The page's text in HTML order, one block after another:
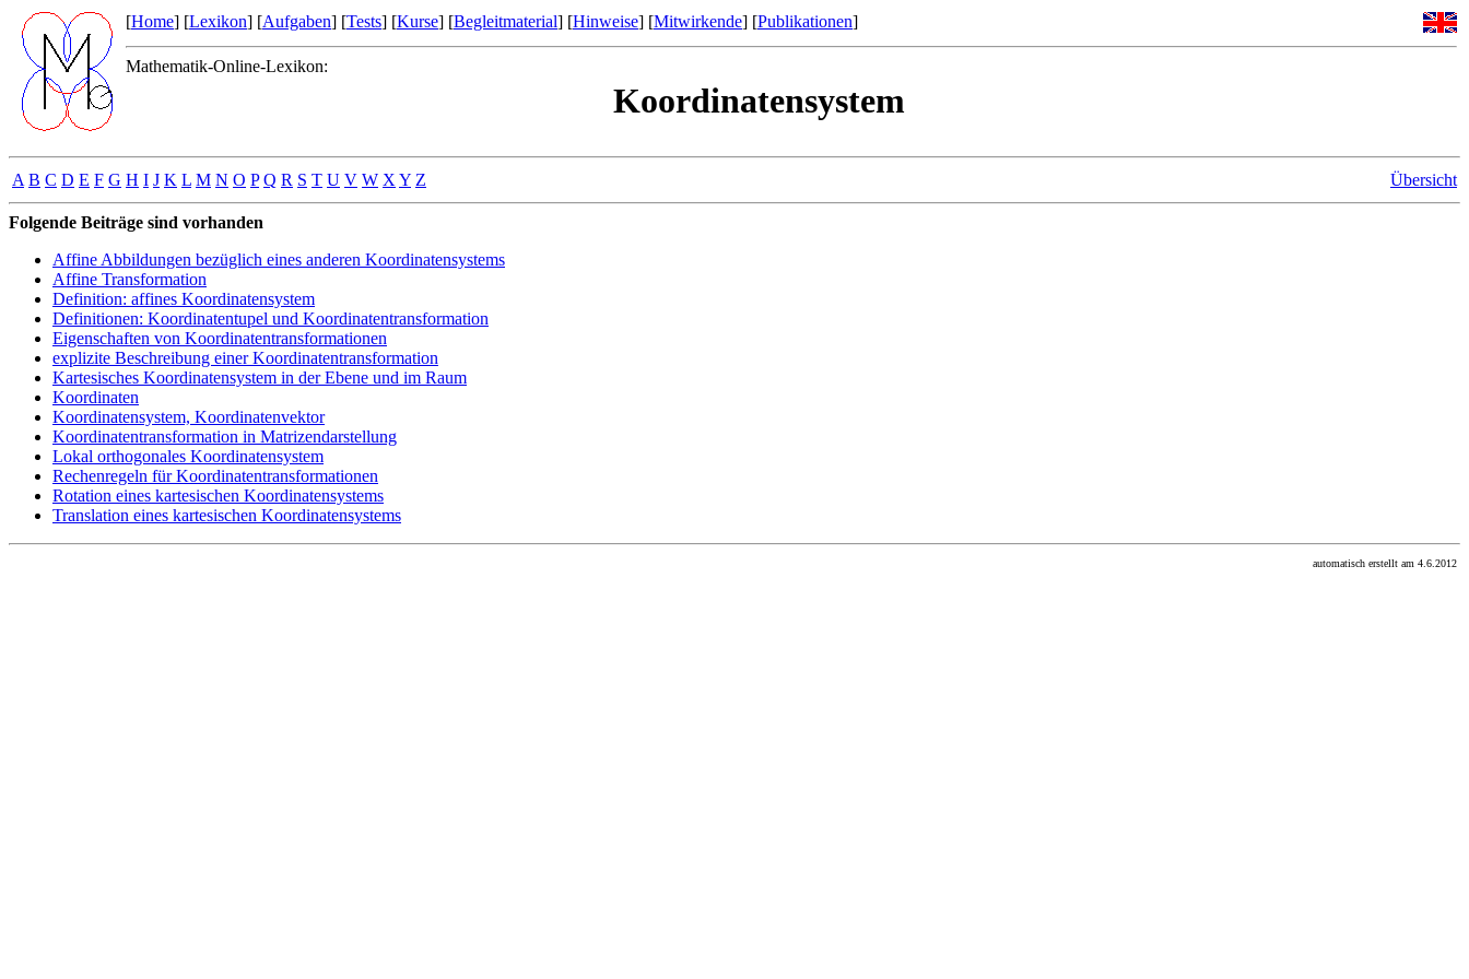
[Home] [Lexikon] [Aufgaben] [Tests] [Kurse] [Begleitmaterial] [Hinweise] [Mitwirkende] [Publikationen]
Mathematik-Online-Lexikon:
Koordinatensystem
A B C D E F G H I J K L M N O P Q R S T U V W X Y Z Übersicht
Folgende Beiträge sind vorhanden
Affine Abbildungen bezüglich eines anderen Koordinatensystems
Affine Transformation
Definition: affines Koordinatensystem
Definitionen: Koordinatentupel und Koordinatentransformation
Eigenschaften von Koordinatentransformationen
explizite Beschreibung einer Koordinatentransformation
Kartesisches Koordinatensystem in der Ebene und im Raum
Koordinaten
Koordinatensystem, Koordinatenvektor
Koordinatentransformation in Matrizendarstellung
Lokal orthogonales Koordinatensystem
Rechenregeln für Koordinatentransformationen
Rotation eines kartesischen Koordinatensystems
Translation eines kartesischen Koordinatensystems
automatisch erstellt am 4.6.2012